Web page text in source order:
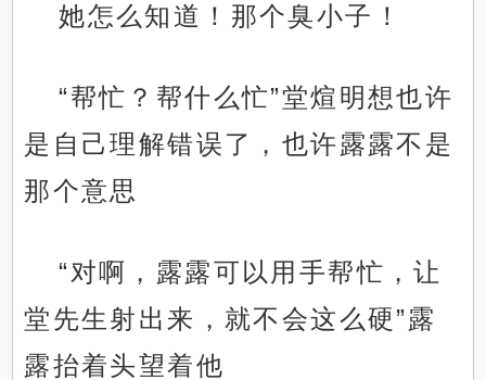
她怎么知道！那个臭小子！
“帮忙？帮什么忙”堂煊明想也许
是自己理解错误了，也许露露不是
那个意思
“对啊，露露可以用手帮忙，让
堂先生射出来，就不会这么硬”露
露抬着头望着他